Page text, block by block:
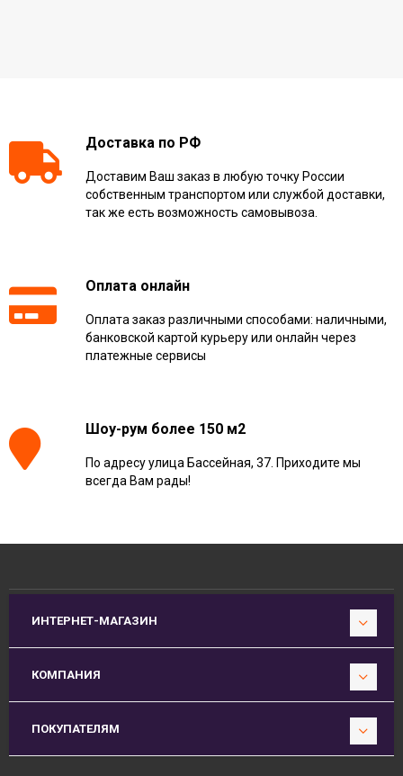
Доставка по РФ
Доставим Ваш заказ в любую точку России
собственным транспортом или службой доставки,
так же есть возможность самовывоза.
Оплата онлайн
Оплата заказ различными способами: наличными,
банковской картой курьеру или онлайн через
платежные сервисы
Шоу-рум более 150 м2
По адресу улица Бассейная, 37. Приходите мы
всегда Вам рады!
ИНТЕРНЕТ-МАГАЗИН
КОМПАНИЯ
ПОКУПАТЕЛЯМ